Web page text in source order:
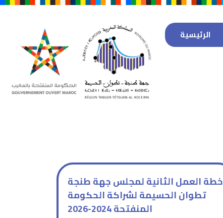
الرئيسية
خطة العمل الثانية لمجلس جهة طنجة
تطوان الحسيمة لشراكة الحكومة
المنفتحة 2024-2026